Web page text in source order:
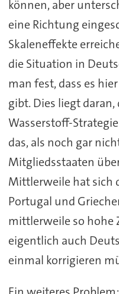
können, aber
eine Richtung
Skaleneffekte
die Situation in
man fest, dass es
gibt. Dies liegt
Wasserstoff-
das, als noch gar
Mitgliedsstaaten
Mittlerweile hat sich
Portugal und
mittlerweile so hohe
eigentlich auch
einmal korrigieren